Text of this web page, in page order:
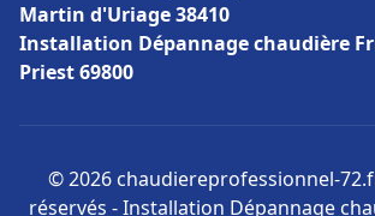
Martin d'Uriage 38410
Installation Dépannage chaudière
Priest 69800
© 2026 chaudiereprofessionnel-
réservés - Installation Dépannage